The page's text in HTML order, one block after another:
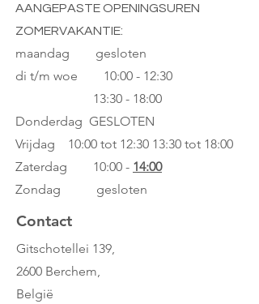
overgang van maanlicht naar zonlicht
gebeurt geleidelijk en wordt mogelijk
begeleid door rustgevende
natuurgeluiden.
Slaapindicator en nachtlamp die uw
kind zachtjes vertelt of hij/zij uit bed
kan komen of dat hij/zij nog moet
wachten om op te staan.
Kenmerken :
Slaap/waak indicator
Elektronische klok
5 verschillende natuurlijke geluiden
Warm licht
6 verschillende intensiteiten
AANGEPASTE OPENINGSUREN
ZOMERVAKANTIE:
maandag gesloten
di t/m woe 10:00 - 12:30
13:30 - 18:00
Donderdag GESLOTEN
Vrijdag 10:00 tot 12:30 13:30 tot 18:00
Zaterdag 10:00 - 14:00
Zondag gesloten
Contact
Gitschotellei 139,
2600 Berchem,
België